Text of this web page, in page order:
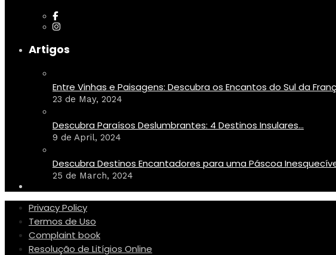
Artigos
Entre Vinhas e Paisagens: Descubra os Encantos do Sul da
23 de May, 2024
Descubra Paraísos Deslumbrantes: 4 Destinos Insulares...
9 de April, 2024
Descubra Destinos Encantadores para uma Páscoa
25 de March, 2024
Privacy Policy
Termos de Uso
Complaint book
Resolução de Litígios Online